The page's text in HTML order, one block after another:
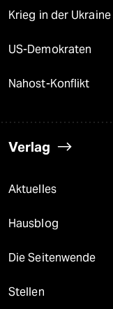
Krieg in der Ukraine
US-Demokraten
Nahost-Konflikt
Verlag
Aktuelles
Hausblog
Die Seitenwende
Stellen